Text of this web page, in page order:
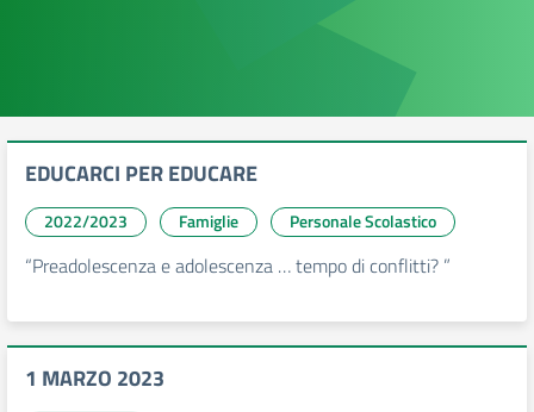
EDUCARCI PER EDUCARE
2022/2023 Famiglie Personale Scolastico
“Preadolescenza e adolescenza … tempo di conflitti? ”
1 MARZO 2023